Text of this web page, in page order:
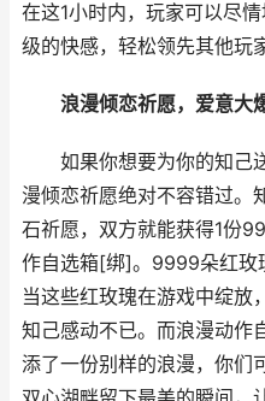
在这1小时内，玩家可以尽
级的快感，轻松领先其他玩
浪漫倾恋祈愿，爱意大
如果你想要为你的知己
漫倾恋祈愿绝对不容错过。
石祈愿，双方就能获得1份
作自选箱[绑]。9999朵红玫
当这些红玫瑰在游戏中绽放
知己感动不已。而浪漫动作
添了一份别样的浪漫，你们